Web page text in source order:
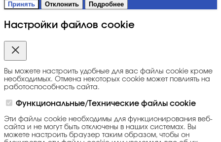
Принять Отклонить Подробнее
Настройки файлов cookie
Вы можете настроить удобные для вас файлы cookie кроме
необходимых. Отмена некоторых cookie может повлиять на
работоспособность сайта.
Функциональные/Технические файлы cookie
Эти файлы cookie необходимы для функционирования веб-
сайта и не могут быть отключены в наших системах. Вы
можете настроить браузер таким образом, чтобы он